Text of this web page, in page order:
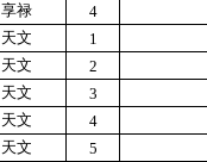
享禄
4
天文
1
天文
2
天文
3
天文
4
天文 5